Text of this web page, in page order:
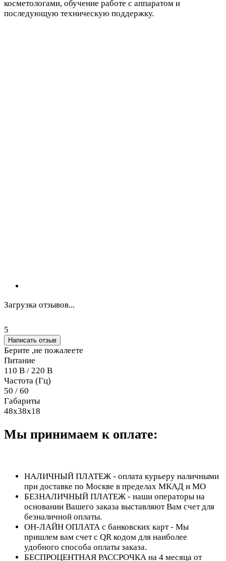
косметологами, обучение работе с аппаратом и
последующую техническую поддержку.
Загрузка отзывов...
5
Написать отзыв
Берите ,не пожалеете
Питание
110 В / 220 В
Частота (Гц)
50 / 60
Габариты
48х38х18
Мы принимаем к оплате:
НАЛИЧНЫЙ ПЛАТЕЖ - оплата курьеру наличными
при доставке по Москве в пределах МКАД и МО
БЕЗНАЛИЧНЫЙ ПЛАТЕЖ - наши операторы на
основании Вашего заказа выставляют Вам счет для
безналичной оплаты.
ОН-ЛАЙН ОПЛАТА с банковских карт - Мы
пришлем вам счет с QR кодом для наиболее
удобного способа оплаты заказа.
БЕСПРОЦЕНТНАЯ РАССРОЧКА на 4 месяца от